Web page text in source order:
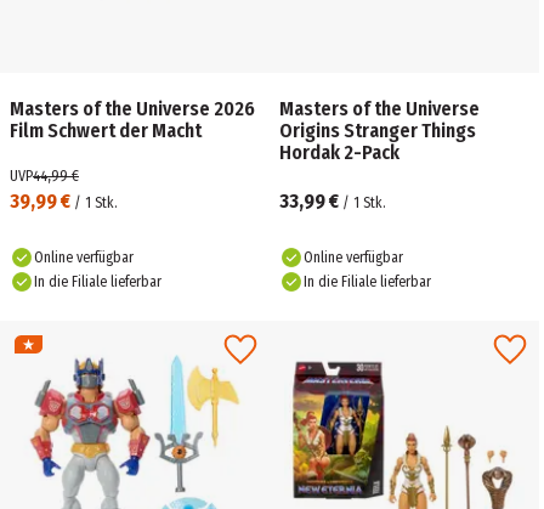
Masters of the Universe 2026
Film Schwert der Macht
39,99 € / 1 Stk.
UVP44,99 €
Online verfügbar
In die Filiale lieferbar
Masters of the Universe
Origins Stranger Things
Hordak 2-Pack
33,99 € / 1 Stk.
Online verfügbar
In die Filiale lieferbar